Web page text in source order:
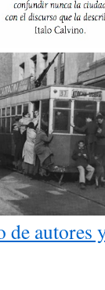
de autores